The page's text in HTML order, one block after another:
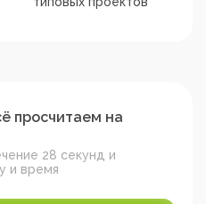
просчитаем на
28 секунд и
и время